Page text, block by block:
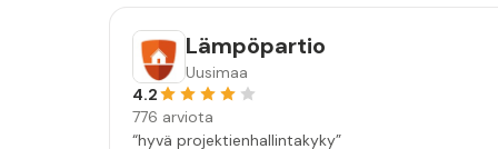
Lämpöpartio
Uusimaa
4.2
776 arviota
“hyvä projektienhallintakyky”